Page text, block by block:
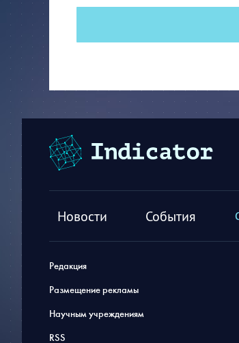
Новости События
Редакция
Размещение рекламы
Научным учреждениям
RSS